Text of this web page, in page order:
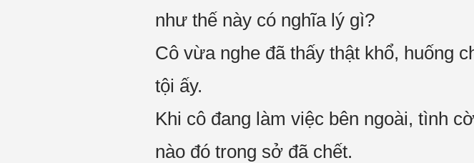
như thế này có nghĩa lý gì?
Cô vừa nghe đã thấy thật khổ, huống
tội ấy.
Khi cô đang làm việc bên ngoài, tình
nào đó trong sở đã chết.